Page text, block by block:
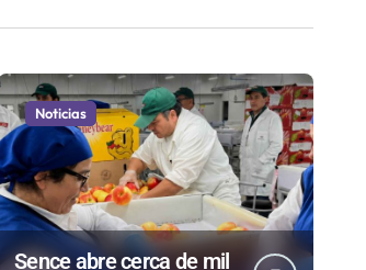
Noticias
Sence abre cerca de mil